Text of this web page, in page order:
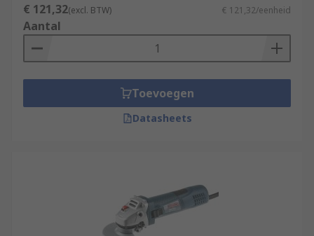
€ 121,32(excl. BTW) € 121,32/eenheid
Aantal
Toevoegen
Datasheets